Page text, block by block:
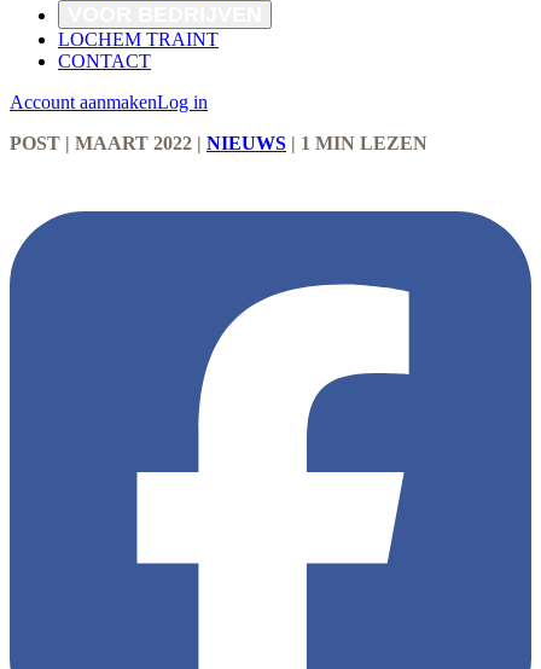
LOCHEM TRAINT
CONTACT
Account aanmakenLog in
POST | MAART 2022 | NIEUWS | 1 MIN LEZEN